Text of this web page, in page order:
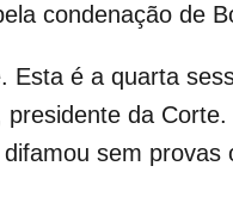
condenação de
é a quarta
da
sem